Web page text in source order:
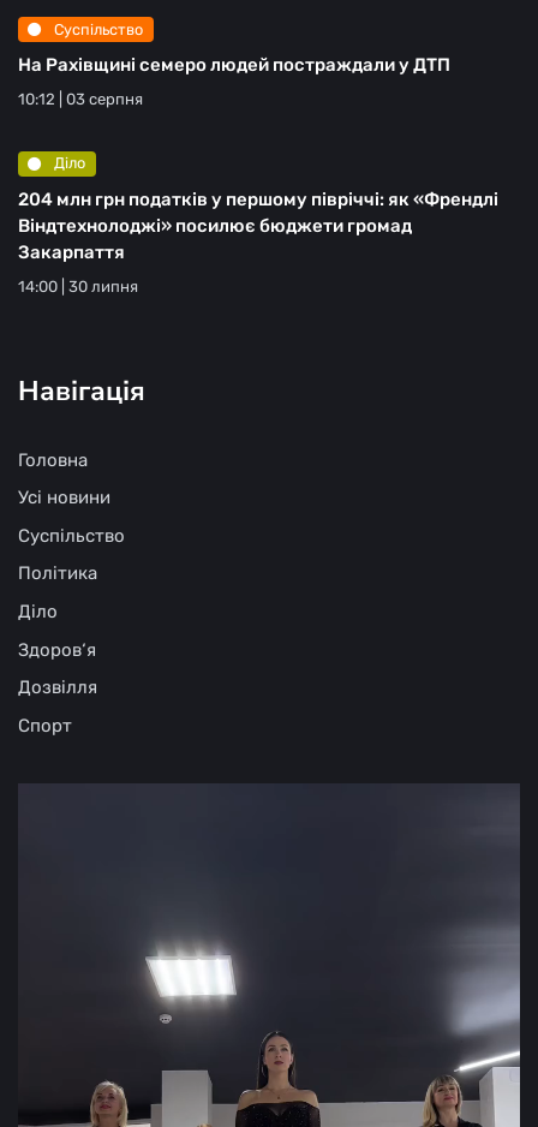
Суспільство
На Рахівщині семеро людей постраждали у ДТП
10:12 | 03 серпня
Діло
204 млн грн податків у першому півріччі: як «Френдлі
Віндтехнолоджі» посилює бюджети громад
Закарпаття
14:00 | 30 липня
Навігація
Головна
Усі новини
Суспільство
Політика
Діло
Здоров‘я
Дозвілля
Спорт